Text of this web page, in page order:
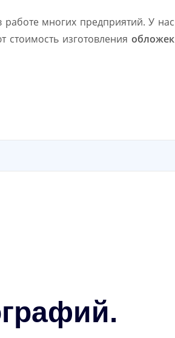
многих предприятий. У нас
стоимость изготовления обложек